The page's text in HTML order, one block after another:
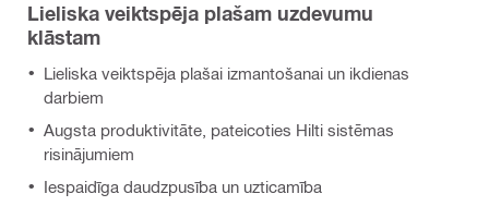
Lieliska veiktspēja plašam uzdevumu
klāstam
Lieliska veiktspēja plašai izmantošanai un ikdienas
darbiem
Augsta produktivitāte, pateicoties Hilti sistēmas
risinājumiem
Iespaidīga daudzpusība un uzticamība